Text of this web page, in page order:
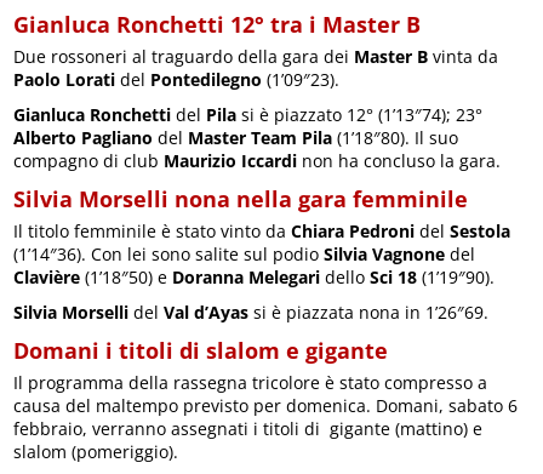
Gianluca Ronchetti 12° tra i Master B
Due rossoneri al traguardo della gara dei Master B vinta da
Paolo Lorati del Pontedilegno (1’09″23).
Gianluca Ronchetti del Pila si è piazzato 12° (1’13″74); 23°
Alberto Pagliano del Master Team Pila (1’18″80). Il suo
compagno di club Maurizio Iccardi non ha concluso la gara.
Silvia Morselli nona nella gara femminile
Il titolo femminile è stato vinto daChiara Pedroni delSestola
(1’14″36). Con lei sono salite sul podioSilvia Vagnone del
Clavière (1’18″50) e Doranna Melegari delloSci 18 (1’19″90).
Silvia Morselli delVal d’Ayas si è piazzata nona in 1’26″69.
Domani i titoli di slalom e gigante
Il programma della rassegna tricolore è stato compresso a
causa del maltempo previsto per domenica. Domani, sabato 6
febbraio, verranno assegnati i titoli di gigante (mattino) e
slalom (pomeriggio).